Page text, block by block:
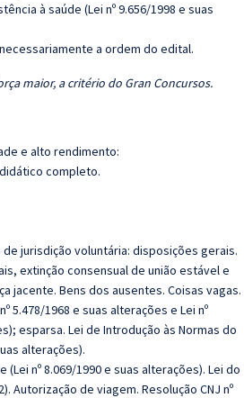
à saúde (Lei nº 9.656/1998 e suas
a ordem do edital.
maior, a critério do Gran Concursos.
e alto rendimento:
completo.
jurisdição voluntária: disposições gerais.
extinção consensual de união estável e
jacente. Bens dos ausentes. Coisas vagas.
5.478/1968 e suas alterações e Lei nº
esparsa. Lei de Introdução às Normas do
alterações).
nº 8.069/1990 e suas alterações). Lei do
Autorização de viagem. Resolução CNJ nº